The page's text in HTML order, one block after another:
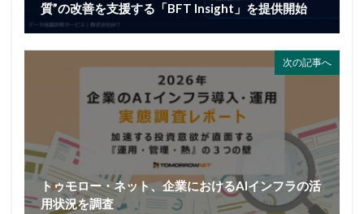
質”の改善を支援する「BFT Insight」を提供開始
次の記事へ
トゥモロー・ネット、企業におけるAIインフラの活
用状況を調査